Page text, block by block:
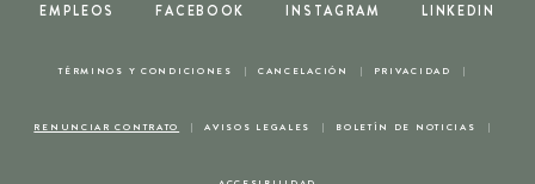
TÉRMINOS Y CONDICIONES CANCELACIÓN PRIVACIDAD
RENUNCIAR CONTRATO AVISOS LEGALES BOLETÍN DE NOTICIAS
EMPLEOS FACEBOOK INSTAGRAM LINKEDIN